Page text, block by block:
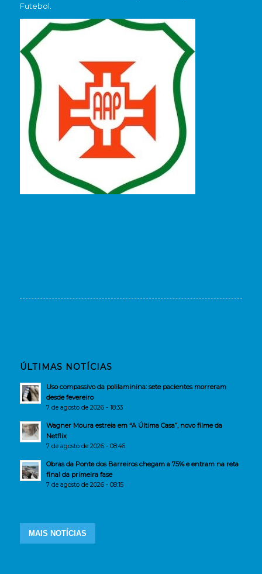
Futebol
ÚLTIMAS NOTÍCIAS
Uso compassivo da polilaminina: sete pacientes morreram
desde fevereiro
7 de agosto de 2026 - 18:33
Wagner Moura estreia em “A Última Casa”, novo filme da
Netflix
7 de agosto de 2026 - 08:46
Obras da Ponte dos Barreiros chegam a 75% e entram na reta
final da primeira fase
7 de agosto de 2026 - 08:15
MAIS NOTÍCIAS